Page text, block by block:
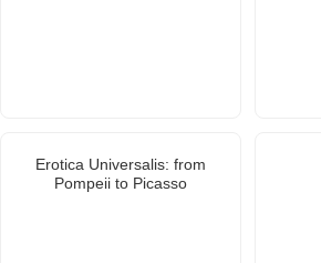
Erotica Universalis: from
Pompeii to Picasso